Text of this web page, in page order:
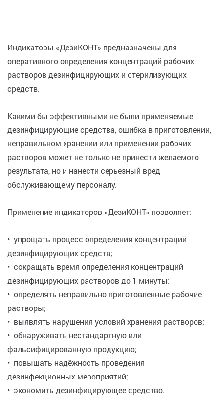
Индикаторы «ДезиКОНТ» предназначены для
оперативного определения концентраций рабочих
растворов дезинфицирующих и стерилизующих
средств.
Какими бы эффективными не были применяемые
дезинфицирующие средства, ошибка в приготовлении,
неправильном хранении или применении рабочих
растворов может не только не принести желаемого
результата, но и нанести серьезный вред
обслуживающему персоналу.
Применение индикаторов «ДезиКОНТ» позволяет:
• упрощать процесс определения концентраций
дезинфицирующих средств;
• сокращать время определения концентраций
дезинфицирующих растворов до 1 минуты;
• определять неправильно приготовленные рабочие
растворы;
• выявлять нарушения условий хранения растворов;
• обнаруживать нестандартную или
фальсифицированную продукцию;
• повышать надёжность проведения
дезинфекционных мероприятий;
• экономить дезинфицирующее средство.